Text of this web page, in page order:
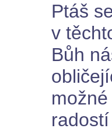
Ptáš
v
Bůh